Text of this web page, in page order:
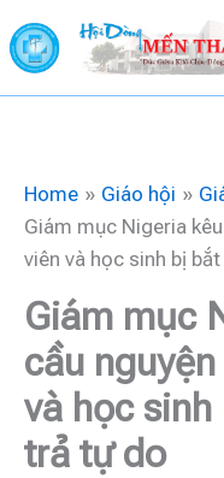
to
content
Home Giáo hội
Giám mục Nigeria
viên và học sinh bị
Giám mục
cầu
và học
trả tự do